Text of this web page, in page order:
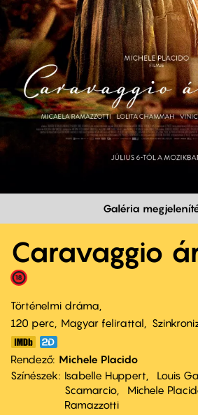
Galéria
Caravaggio
Történelmi dráma
120 perc,
Magyar felirattal
Rendező Michele Placido
Színészek
Isabelle Huppert Louis
Scamarcio
Michele
Ramazzotti